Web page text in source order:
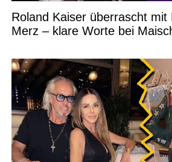
Roland Kaiser überrascht mit
Merz – klare Worte bei